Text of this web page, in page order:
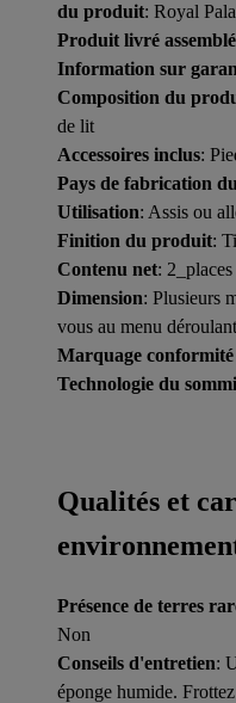
du produit: Royal
Produit livré assemblé
Information sur
Composition du
de lit
Accessoires inclus:
Pays de fabrication
Utilisation: Assis ou
Finition du produit:
Contenu net: 2_places
Dimension: Plusieurs
vous au menu déroulant
Marquage conformité
Technologie du
Qualités et
Présence de terres
Non
Conseils d'entretien:
éponge humide.